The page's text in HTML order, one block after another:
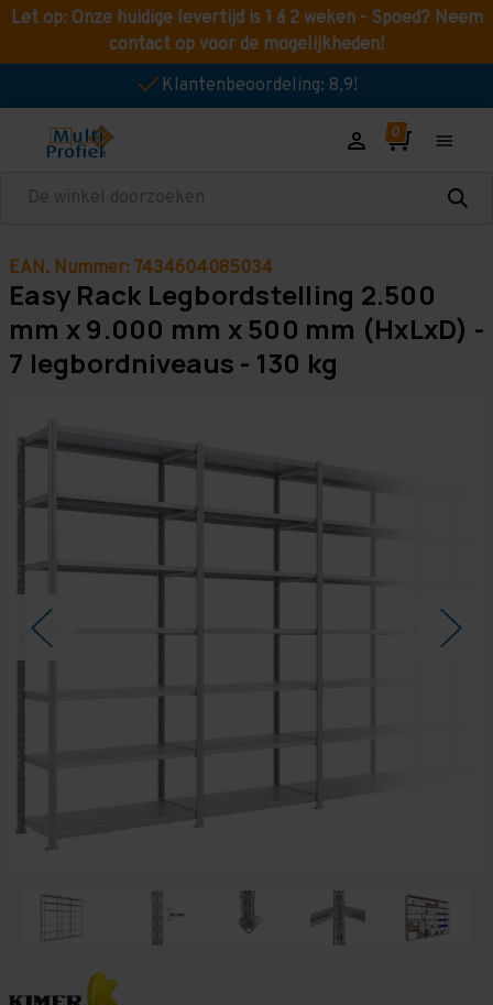
Let op: Onze huidige levertijd is 1 á 2 weken - Spoed? Neem
contact op voor de mogelijkheden!
Klantenbeoordeling: 8,9!
Zoeken
EAN. Nummer: 7434604085034
Easy Rack Legbordstelling 2.500
mm x 9.000 mm x 500 mm (HxLxD) -
7 legbordniveaus - 130 kg